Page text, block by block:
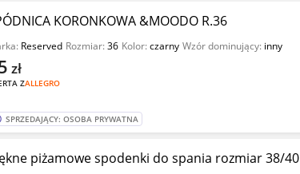
KORONKOWA &MOODO R.36
Reserved Rozmiar:36 Kolor:czarny Wzór dominujący: inny
ZALLEGRO
zł
SPRZEDAJĄCY: OSOBA PRYWATNA
piżamowe spodenki do spania rozmiar 38/40